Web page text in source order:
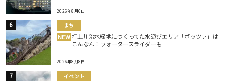
2026年8月6日
まち
NEW 打上川治水緑地につくってた水遊びエリア「ポッツァ」は
こんなん！ウォータースライダーも
2026年8月8日
イベント